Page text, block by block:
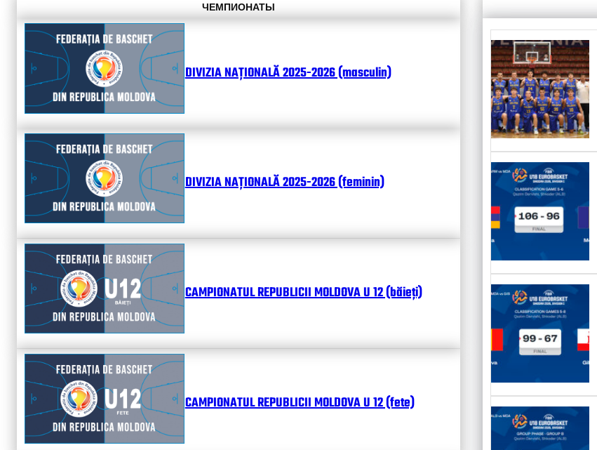
ЧЕМПИОНАТЫ
DIVIZIA NAȚIONALĂ 2025-2026 (masculin)
DIVIZIA NAȚIONALĂ 2025-2026 (feminin)
CAMPIONATUL REPUBLICII MOLDOVA U 12 (băieți)
CAMPIONATUL REPUBLICII MOLDOVA U 12 (fete)